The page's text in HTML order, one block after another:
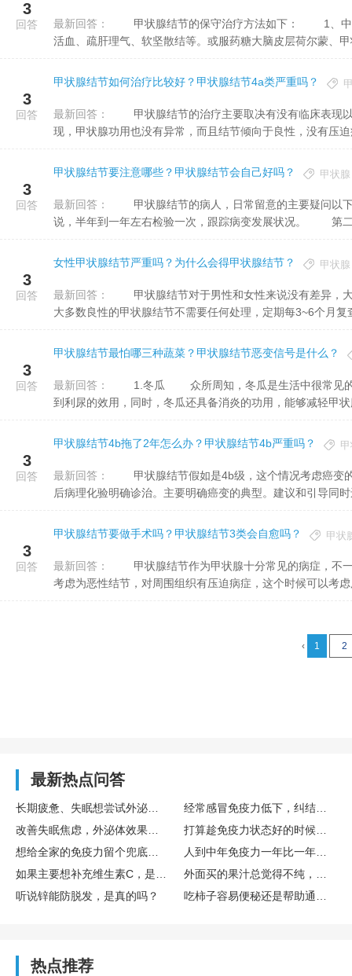
3
回答 最新回答：
活血、疏肝理气、软坚散结等。或服药糖大脑皮层荷尔蒙、
3
回答
甲状腺结节如何治疗比较好？甲状腺结节4a类严重吗？
最新回答：
现，甲状腺功用也没有异常，而且结节倾向于良性，没有压
3
回答
甲状腺结节要注意哪些？甲状腺结节会自己好吗？ 甲状腺
最新回答：
说，半年到一年左右检验一次，跟踪病变发展状况。 第
3
回答
女性甲状腺结节严重吗？为什么会得甲状腺结节？ 甲状腺
最新回答：
大多数良性的甲状腺结节不需要任何处理，定期每3~6个月复
3
回答
甲状腺结节最怕哪三种蔬菜？甲状腺结节恶变信号是什么？
最新回答：
到利尿的效用，同时，冬瓜还具备消炎的功用，能够减轻甲
3
回答
甲状腺结节4b拖了2年怎么办？甲状腺结节4b严重吗？
最新回答：
后病理化验明确诊治。主要明确癌变的典型。建议和引导同
3
回答
甲状腺结节要做手术吗？甲状腺结节3类会自愈吗？ 甲状
最新回答：
考虑为恶性结节，对周围组织有压迫病症，这个时候可以考
‹ 1 2
最新热点问答
听说锌能防脱发，是真的吗？
热点推荐